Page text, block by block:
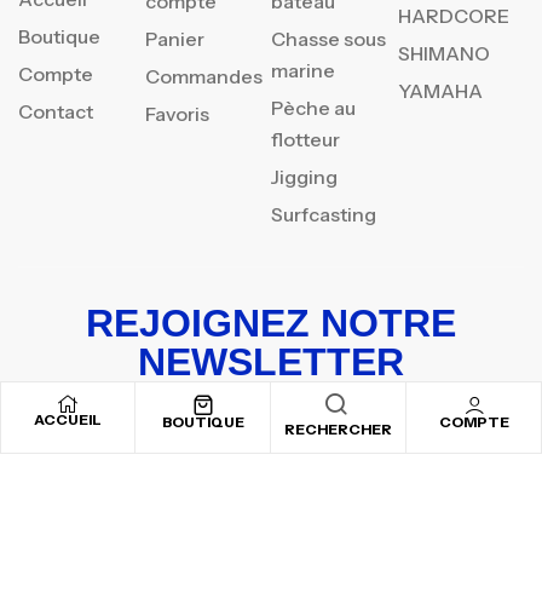
ACCUEIL BOUTIQUE RECHERCHER COMPTE
Boutique
Compte
Contact
Panier
Commandes
Favoris
Chasse sous
marine
Pèche au
flotteur
Jigging
Surfcasting
HARDCORE
SHIMANO
YAMAHA
REJOIGNEZ NOTRE
NEWSLETTER
Inscrivez-vous pour recevoir nos offres spéciales